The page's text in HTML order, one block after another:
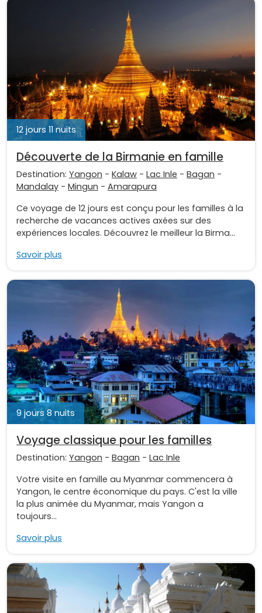
12 jours 11 nuits
Découverte de la Birmanie en famille
Destination: Yangon - Kalaw - Lac Inle - Bagan -
Mandalay - Mingun - Amarapura
Ce voyage de 12 jours est conçu pour les familles à la
recherche de vacances actives axées sur des
expériences locales. Découvrez le meilleur la Birma...
Savoir plus
9 jours 8 nuits
Voyage classique pour les familles
Destination: Yangon - Bagan - Lac Inle
Votre visite en famille au Myanmar commencera à
Yangon, le centre économique du pays. C'est la ville
la plus animée du Myanmar, mais Yangon a
toujours...
Savoir plus